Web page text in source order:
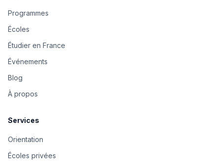
Programmes
Écoles
Étudier en France
Événements
Blog
À propos
Services
Orientation
Écoles privées